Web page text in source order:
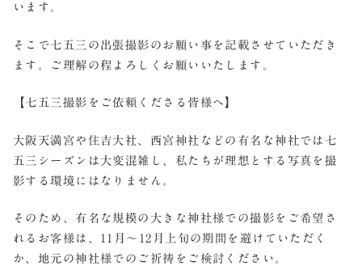
います。
そこで七五三の出張撮影のお願い事を記載させていただき
ます。ご理解の程よろしくお願いいたします。
【七五三撮影をご依頼くださる皆様へ】
大阪天満宮や住吉大社、西宮神社などの有名な神社では七
五三シーズンは大変混雑し、私たちが理想とする写真を撮
影する環境にはなりません。
そのため、有名な規模の大きな神社様での撮影をご希望さ
れるお客様は、11月～12月上旬の期間を避けていただく
か、地元の神社様でのご祈祷をご検討ください。